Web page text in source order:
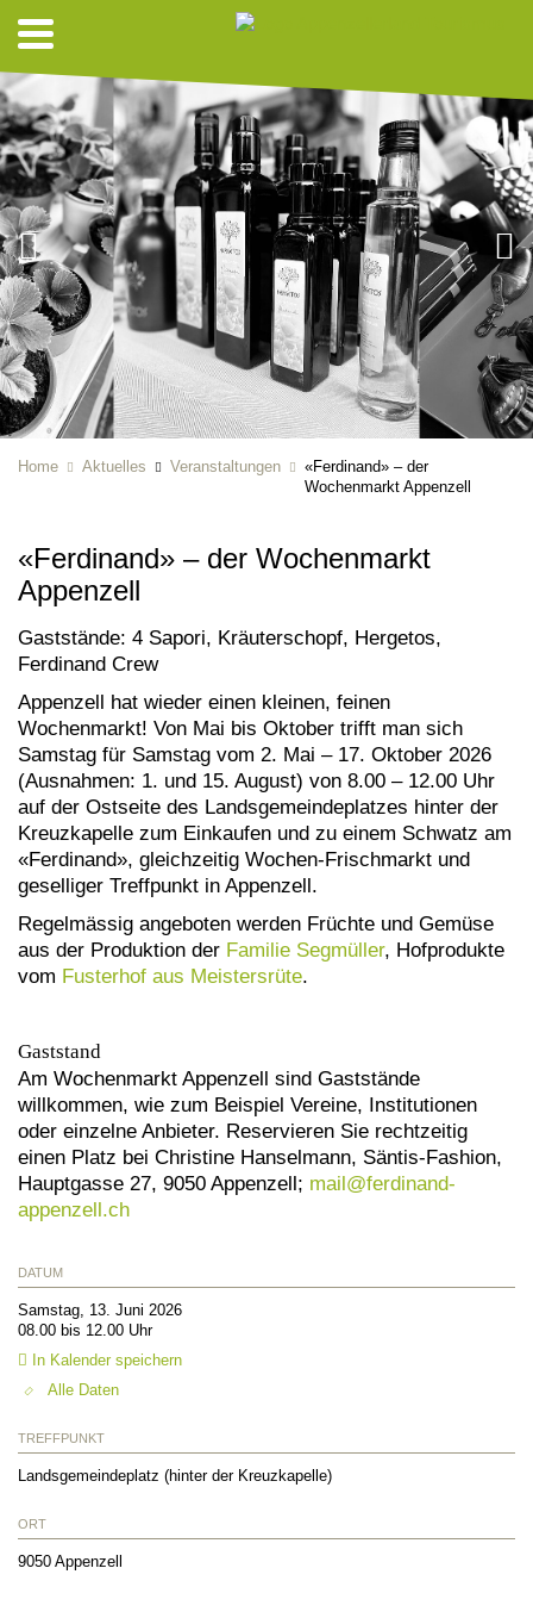
Home Aktuelles Veranstaltungen
«Ferdinand» – der
Wochenmarkt Appenzell
«Ferdinand» – der Wochenmarkt
Appenzell
Gaststände: 4 Sapori, Kräuterschopf, Hergetos,
Ferdinand Crew
Appenzell hat wieder einen kleinen, feinen
Wochenmarkt! Von Mai bis Oktober trifft man sich
Samstag für Samstag vom 2. Mai – 17. Oktober 2026
(Ausnahmen: 1. und 15. August) von 8.00 – 12.00 Uhr
auf der Ostseite des Landsgemeindeplatzes hinter der
Kreuzkapelle zum Einkaufen und zu einem Schwatz am
«Ferdinand», gleichzeitig Wochen-Frischmarkt und
geselliger Treffpunkt in Appenzell.
Regelmässig angeboten werden Früchte und Gemüse
aus der Produktion der Familie Segmüller, Hofprodukte
vom Fusterhof aus Meistersrüte
Gaststand
Am Wochenmarkt Appenzell sind Gaststände
willkommen, wie zum Beispiel Vereine, Institutionen
oder einzelne Anbieter. Reservieren Sie rechtzeitig
einen Platz bei Christine Hanselmann, Säntis-Fashion,
Hauptgasse 27, 9050 Appenzell; mail@ferdinand-
appenzell.ch
DATUM
Samstag, 13. Juni 2026
08.00 bis 12.00 Uhr
In Kalender speichern
Alle Daten
TREFFPUNKT
Landsgemeindeplatz (hinter der Kreuzkapelle)
ORT
9050 Appenzell